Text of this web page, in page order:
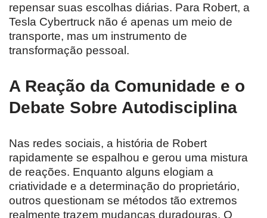
repensar suas escolhas diárias. Para Robert, a
Tesla Cybertruck não é apenas um meio de
transporte, mas um instrumento de
transformação pessoal.
A Reação da Comunidade e o
Debate Sobre Autodisciplina
Nas redes sociais, a história de Robert
rapidamente se espalhou e gerou uma mistura
de reações. Enquanto alguns elogiam a
criatividade e a determinação do proprietário,
outros questionam se métodos tão extremos
realmente trazem mudanças duradouras. O